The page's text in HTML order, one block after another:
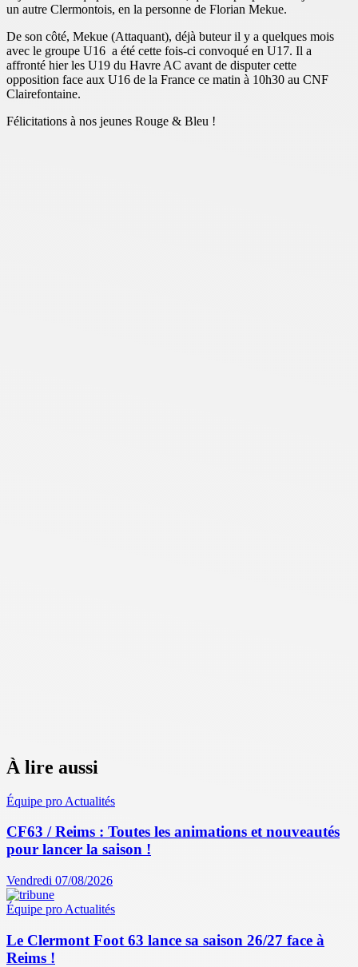
un autre Clermontois, en la personne de Florian Mekue.
De son côté, Mekue (Attaquant), déjà buteur il y a quelques mois
avec le groupe U16 a été cette fois-ci convoqué en U17. Il a
affronté hier les U19 du Havre AC avant de disputer cette
opposition face aux U16 de la France ce matin à 10h30 au CNF
Clairefontaine.
Félicitations à nos jeunes Rouge & Bleu !
À lire aussi
Équipe pro Actualités
CF63 / Reims : Toutes les animations et nouveautés
pour lancer la saison !
Vendredi 07/08/2026
Équipe pro Actualités
Le Clermont Foot 63 lance sa saison 26/27 face à
Reims !